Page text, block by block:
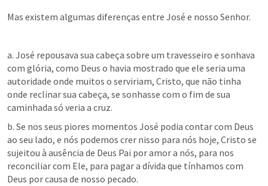
Mas existem algumas diferenças entre José e nosso Senhor.
a. José repousava sua cabeça sobre um travesseiro e sonhava
com glória, como Deus o havia mostrado que ele seria uma
autoridade onde muitos o serviriam, Cristo, que não tinha
onde reclinar sua cabeça, se sonhasse com o fim de sua
caminhada só veria a cruz.
b. Se nos seus piores momentos José podia contar com Deus
ao seu lado, e nós podemos crer nisso para nós hoje, Cristo se
sujeitou à ausência de Deus Pai por amor a nós, para nos
reconciliar com Ele, para pagar a dívida que tínhamos com
Deus por causa de nosso pecado.